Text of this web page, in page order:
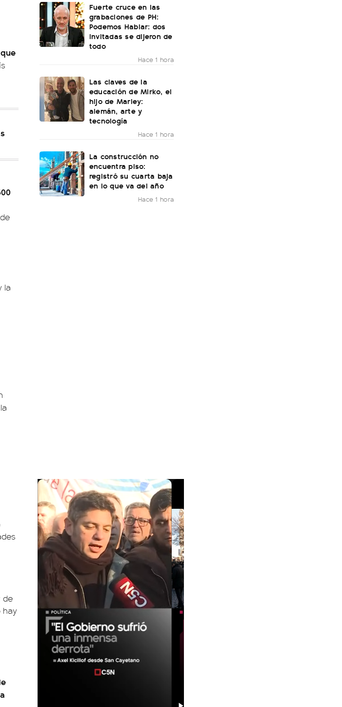
la
de
hay
Fuerte cruce en las
grabaciones de PH:
Podemos Hablar: dos
invitadas se dijeron de
todo
Hace 1 hora
Las claves de la
educación de Mirko, el
hijo de Marley:
alemán, arte y
tecnología
Hace 1 hora
La construcción no
encuentra piso:
registró su cuarta baja
en lo que va del año
Hace 1 hora